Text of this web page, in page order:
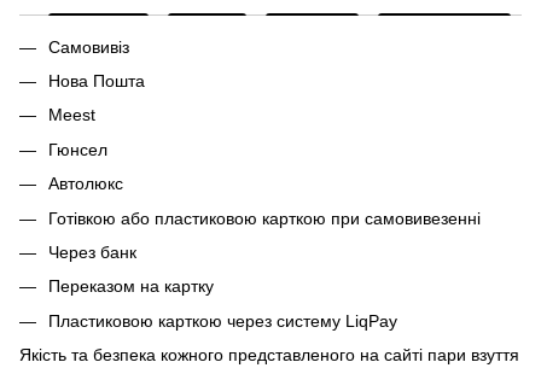
Самовивіз
Нова Пошта
Meest
Гюнсел
Автолюкс
Готівкою або пластиковою карткою при самовивезенні
Через банк
Переказом на картку
Пластиковою карткою через систему LiqPay
Якість та безпека кожного представленого на сайті пари взуття